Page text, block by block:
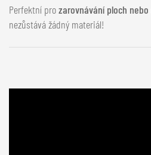
Perfektní prozarovnávání ploch
nezůstává žádný materiál!